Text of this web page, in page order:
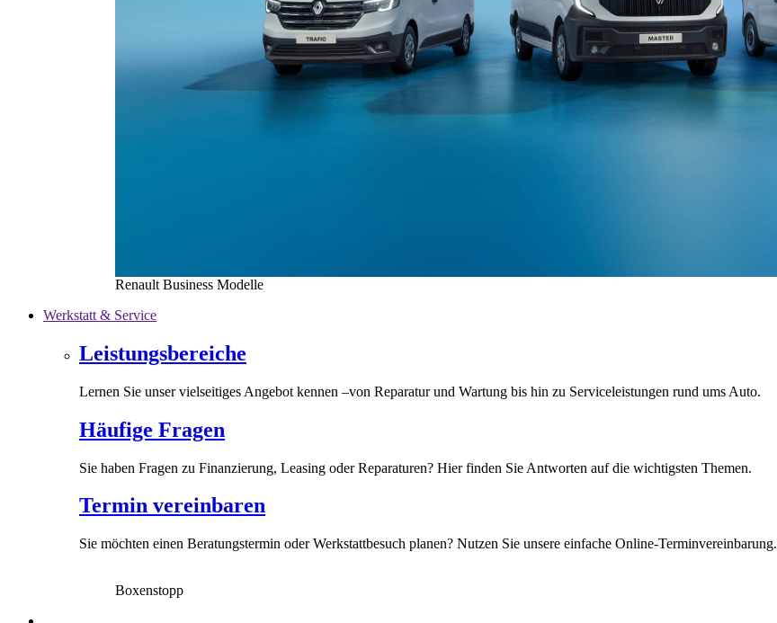
Renault Business Modelle
Werkstatt & Service
Leistungsbereiche
Lernen Sie unser vielseitiges Angebot kennen –von Reparatur und Wartung bis hin zu Serviceleistungen rund ums Auto.
Häufige Fragen
Sie haben Fragen zu Finanzierung, Leasing oder Reparaturen? Hier finden Sie Antworten auf die wichtigsten Themen.
Termin vereinbaren
Sie möchten einen Beratungstermin oder Werkstattbesuch planen? Nutzen Sie unsere einfache Online-Terminvereinbarung.
Boxenstopp